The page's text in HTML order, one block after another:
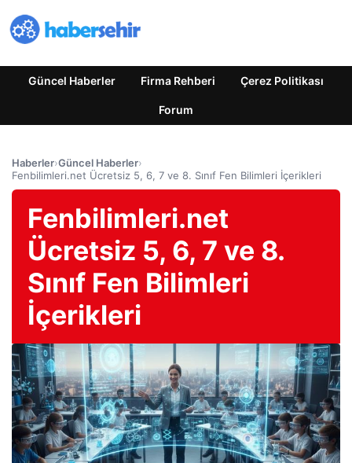
Güncel Haberler Firma Rehberi Çerez Politikası
Forum
Haberler›Güncel Haberler›
Fenbilimleri.net Ücretsiz 5, 6, 7 ve 8. Sınıf Fen Bilimleri İçerikleri
Fenbilimleri.net
Ücretsiz 5, 6, 7 ve 8.
Sınıf Fen Bilimleri
İçerikleri